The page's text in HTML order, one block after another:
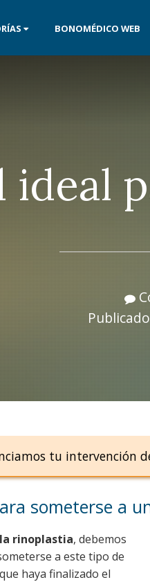
BONOMÉDICO WEB
ideal
tu intervención
someterse a
rinoplastia, debemos
a este tipo de
haya finalizado el